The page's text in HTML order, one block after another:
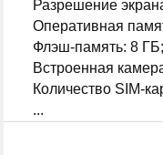
Разрешение
Оперативная
Флэш-память: 8 ГБ;
Встроенная
Количество SIM-
...